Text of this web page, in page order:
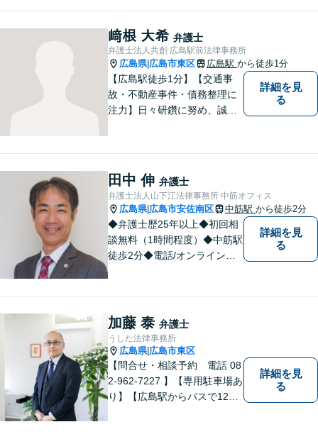
の「平和」が実現できるよ
う、依頼者一人ひとりに寄り
添い、解決へ導きます。
﨑根 大希 弁護士
弁護士法人共創 広島駅前法律事務所
広島県| 広島市東区 広島駅 から徒歩1分
【広島駅徒歩1分】【交通事
故・不動産事件・債務整理に
注力】日々研鑽に努め、誠実
く、紛争を予防するためのア
ドバイスを心がけています。
【法テラス利用可】
詳細を見
る
田中 伸 弁護士
弁護士法人山下江法律事務所 中筋オフィス
広島県| 広島市安佐南区 中筋駅 から徒歩2分
◆弁護士歴25年以上◆初回相
談無料（1時間程度）◆中筋駅
徒歩2分◆電話/オンライン相
地域の皆様に寄り添い、地域
密着型の法律事務所としてよ
り身近な法的サービスを提供
します。
詳細を見
る
加藤 泰 弁護士
うした法律事務所
広島県| 広島市東区
【問合せ・相談予約 電話 08
2-962-7227 】【専用駐車場あ
り】【広島駅からバスで12
詳細を見
る